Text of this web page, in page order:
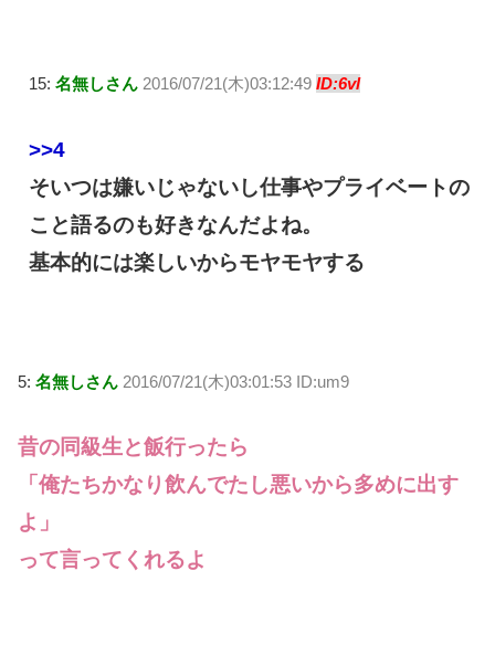
15: 名無しさん 2016/07/21(木)03:12:49 ID:6vl
>>4
そいつは嫌いじゃないし仕事やプライベートの
こと語るのも好きなんだよね。
基本的には楽しいからモヤモヤする
5: 名無しさん 2016/07/21(木)03:01:53 ID:um9
昔の同級生と飯行ったら
「俺たちかなり飲んでたし悪いから多めに出す
よ」
って言ってくれるよ